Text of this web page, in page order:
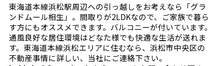
東海道本線浜松駅周辺への引っ越しをお考えなら「グラ
ンドムール相生」。間取りが2LDKなので、ご家族で暮ら
す方にもオススメできます。バルコニーが付いています。
通風良好な居住環境はどなた様でも快適な生活が送れま
す。東海道本線浜松エリアに住むなら、浜松市中央区の
不動産事情に詳しい、当社にご連絡下さい。